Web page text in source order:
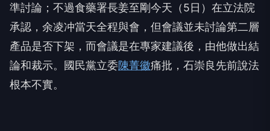
準討論；不過食藥署長姜至剛今天（5日）在立法院
承認，余凌冲當天全程與會，但會議並未討論第二層
產品是否下架，而會議是在專家建議後，由他做出結
論和裁示。國民黨立委陳菁徽痛批，石崇良先前說法
根本不實。